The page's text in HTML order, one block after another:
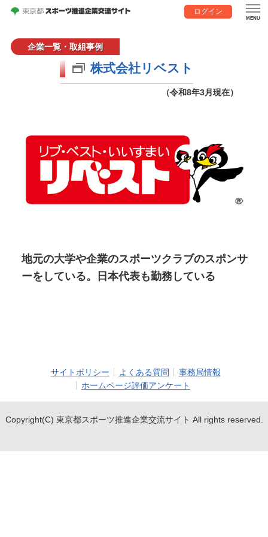
ログイン
企業一覧・取組事例
株式会社リベスト
（令和8年3月現在）
地元の大学や企業のスポーツクラブのスポンサ
ーをしている。日本代表も勤務している
サイトポリシー よくある質問
事務局情報
ホームページ評価アンケート
Copyright(C) 東京都スポーツ推進企業交流サイト All rights reserved.